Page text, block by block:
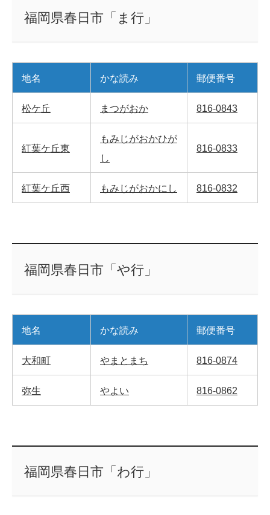
福岡県春日市「ま行」
地名 かな読み 郵便番号
松ケ丘 まつがおか 816-0843
紅葉ケ丘東
もみじがおかひが
し
816-0833
紅葉ケ丘西 もみじがおかにし 816-0832
福岡県春日市「や行」
地名 かな読み 郵便番号
大和町 やまとまち 816-0874
弥生 やよい 816-0862
福岡県春日市「わ行」